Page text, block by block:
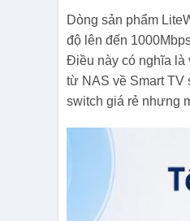
Dòng sản phẩm
độ lên đến
Điều này có nghĩa là
từ NAS về Smart TV
switch giá rẻ nhưng